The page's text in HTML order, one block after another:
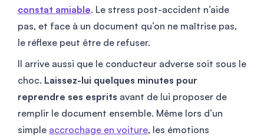
constat amiable. Le stress post-accident n’aide
pas, et face à un document qu’on ne maîtrise pas,
le réflexe peut être de refuser.
Il arrive aussi que le conducteur adverse soit sous le
choc. Laissez-lui quelques minutes pour
reprendre ses esprits avant de lui proposer de
remplir le document ensemble. Même lors d’un
simple accrochage en voiture, les émotions